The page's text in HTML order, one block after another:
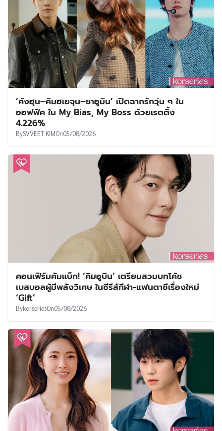
‘คังฮุน–คิมฮเยจุน–ชาอูมิน’ เปิดฉากรักวุ่น ๆ ใน
ออฟฟิศ ใน My Bias, My Boss ด้วยเรตติ้ง
4.226%
BySVVEET KIMOn05/08/2026
คอนเฟิร์มคัมแบ็ก! ‘คิมอูบิน’ เตรียมสวมบทโค้ช
เบสบอลผู้มีพลังวิเศษ ในซีรีส์กีฬา-แฟนตาซีเรื่องใหม่
‘Gift’
BykorseriesOn05/08/2026